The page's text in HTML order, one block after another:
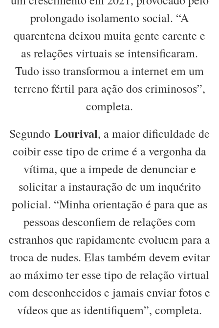
prolongado isolamento social. “A
quarentena deixou muita gente carente e
as relações virtuais se intensificaram.
Tudo isso transformou a internet em um
terreno fértil para ação dos criminosos”,
completa.
Segundo Lourival, a maior dificuldade de
coibir esse tipo de crime é a vergonha da
vítima, que a impede de denunciar e
solicitar a instauração de um inquérito
policial. “Minha orientação é para que as
pessoas desconfiem de relações com
estranhos que rapidamente evoluem para a
troca de nudes. Elas também devem evitar
ao máximo ter esse tipo de relação virtual
com desconhecidos e jamais enviar fotos e
vídeos que as identifiquem”, completa.